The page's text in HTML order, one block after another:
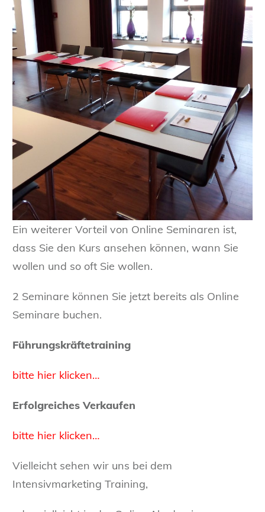
Ein weiterer Vorteil von Online Seminaren ist,
dass Sie den Kurs ansehen können, wann Sie
wollen und so oft Sie wollen.
2 Seminare können Sie jetzt bereits als Online
Seminare buchen.
Führungskräftetraining
bitte hier klicken…
Erfolgreiches Verkaufen
bitte hier klicken…
Vielleicht sehen wir uns bei dem
Intensivmarketing Training,